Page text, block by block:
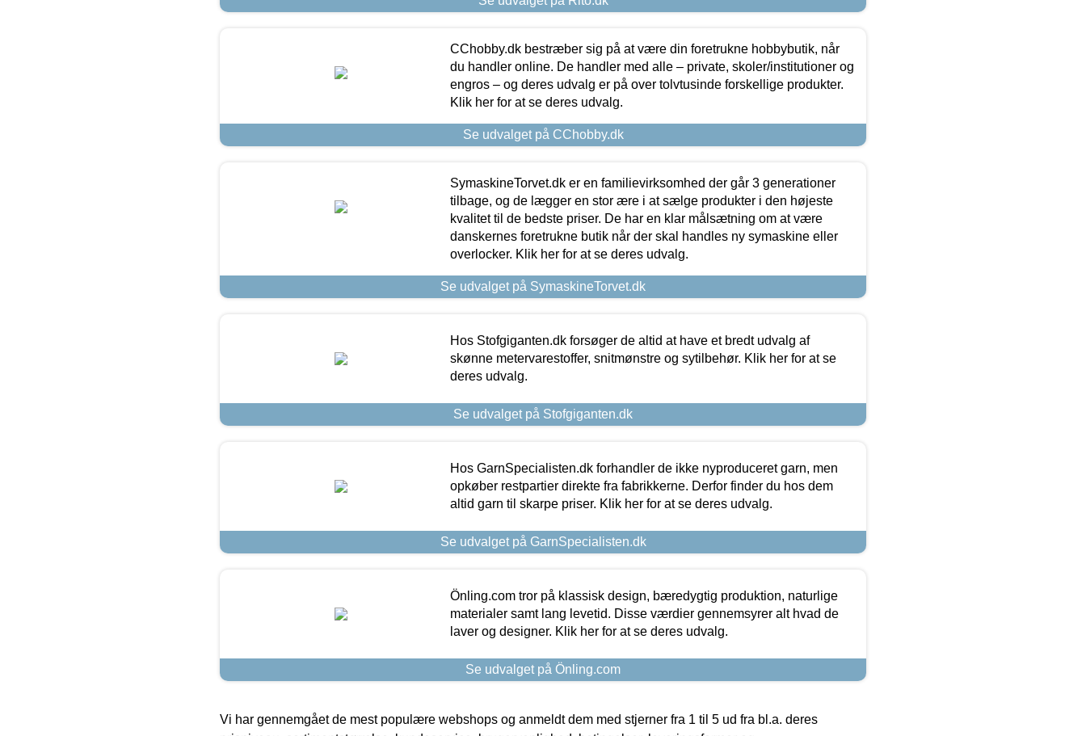
CChobby.dk bestræber sig på at være din foretrukne hobbybutik, når
du handler online. De handler med alle – private, skoler/institutioner og
engros – og deres udvalg er på over tolvtusinde forskellige produkter.
Klik her for at se deres udvalg.
Se udvalget på CChobby.dk
SymaskineTorvet.dk er en familievirksomhed der går 3 generationer
tilbage, og de lægger en stor ære i at sælge produkter i den højeste
kvalitet til de bedste priser. De har en klar målsætning om at være
danskernes foretrukne butik når der skal handles ny symaskine eller
overlocker. Klik her for at se deres udvalg.
Se udvalget på SymaskineTorvet.dk
Hos Stofgiganten.dk forsøger de altid at have et bredt udvalg af
skønne metervarestoffer, snitmønstre og sytilbehør. Klik her for at se
deres udvalg.
Se udvalget på Stofgiganten.dk
Hos GarnSpecialisten.dk forhandler de ikke nyproduceret garn, men
opkøber restpartier direkte fra fabrikkerne. Derfor finder du hos dem
altid garn til skarpe priser. Klik her for at se deres udvalg.
Se udvalget på GarnSpecialisten.dk
Önling.com tror på klassisk design, bæredygtig produktion, naturlige
materialer samt lang levetid. Disse værdier gennemsyrer alt hvad de
laver og designer. Klik her for at se deres udvalg.
Se udvalget på Önling.com
Vi har gennemgået de mest populære webshops og anmeldt dem med stjerner fra 1 til 5 ud fra bl.a. deres